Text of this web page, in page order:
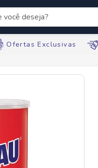
deseja?
Ofertas Exclusivas
mais buscados
integral
aniversario